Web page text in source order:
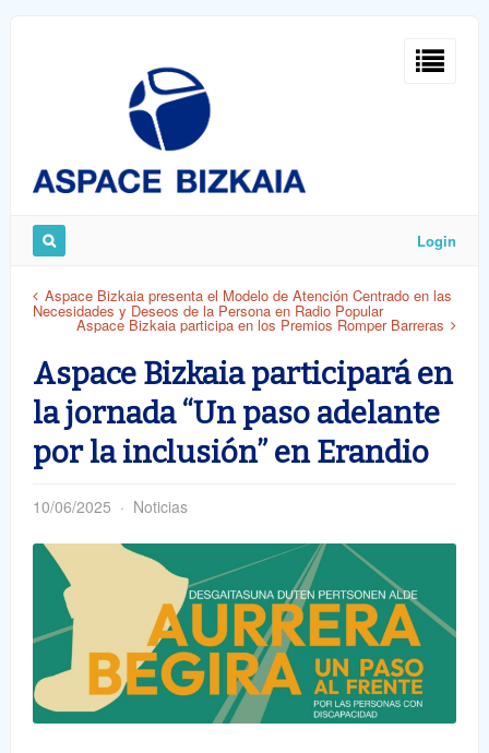
Remember
Me
Login
Aspace Bizkaia presenta el Modelo de Atención Centrado en las
Necesidades y Deseos de la Persona en Radio Popular
Aspace Bizkaia participa en los Premios Romper Barreras
Aspace Bizkaia participará en
la jornada “Un paso adelante
por la inclusión” en Erandio
10/06/2025 Noticias